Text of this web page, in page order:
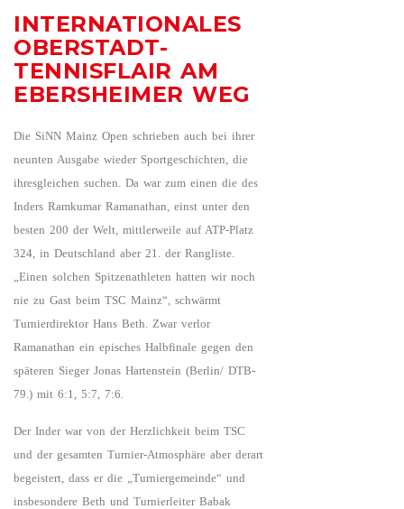
INTERNATIONALES
OBERSTADT-
TENNISFLAIR AM
EBERSHEIMER WEG
Die SiNN Mainz Open schrieben auch bei ihrer
neunten Ausgabe wieder Sportgeschichten, die
ihresgleichen suchen. Da war zum einen die des
Inders Ramkumar Ramanathan, einst unter den
besten 200 der Welt, mittlerweile auf ATP-Platz
324, in Deutschland aber 21. der Rangliste.
„Einen solchen Spitzenathleten hatten wir noch
nie zu Gast beim TSC Mainz“, schwärmt
Turnierdirektor Hans Beth. Zwar verlor
Ramanathan ein episches Halbfinale gegen den
späteren Sieger Jonas Hartenstein (Berlin/ DTB-
79.) mit 6:1, 5:7, 7:6.
Der Inder war von der Herzlichkeit beim TSC
und der gesamten Turnier-Atmosphäre aber derart
begeistert, dass er die „Turniergemeinde“ und
insbesondere Beth und Turnierleiter Babak